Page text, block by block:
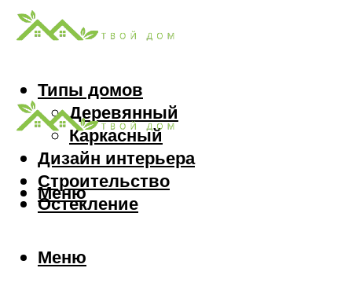
Типы домов
Деревянный
Каркасный
Дизайн интерьера
Строительство
Остекление
Меню
Меню